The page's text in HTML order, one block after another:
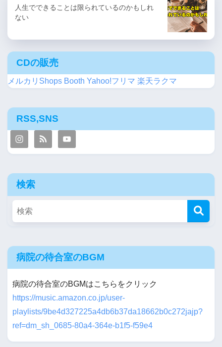
人生でできることは限られているのかもしれ
ない
CDの販売
メルカリShops Booth Yahoo!フリマ 楽天ラクマ
RSS,SNS
検索
病院の待合室のBGM
病院の待合室のBGMはこちらをクリック
https://music.amazon.co.jp/user-
playlists/9be4d327225a4db6b37da18662b0c272jajp?
ref=dm_sh_0685-80a4-364e-b1f5-f59e4